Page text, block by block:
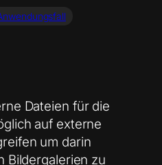
Dateien für die
auf externe
um darin
Bildergalerien zu